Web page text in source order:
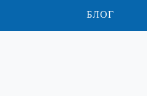
БЛОГ